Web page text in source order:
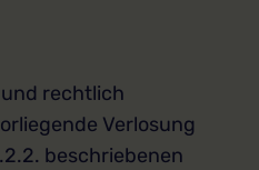
und rechtlich
Verlosung
beschriebenen